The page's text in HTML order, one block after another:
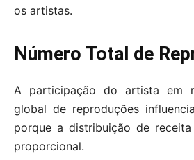
os artistas.
Número Total de
A participação do artista em
global de reproduções
porque a distribuição de
proporcional.